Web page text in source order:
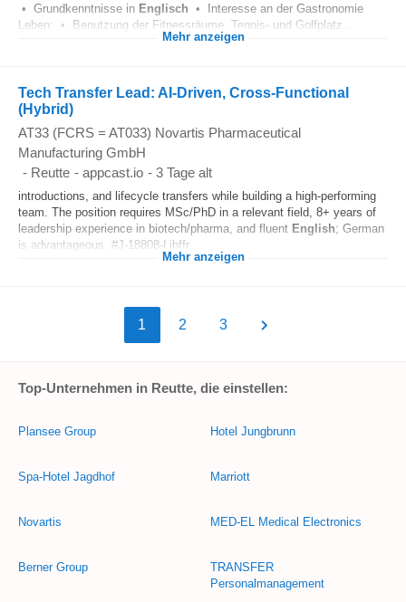
• Grundkenntnisse in Englisch • Interesse an der Gastronomie
Leben: • Benutzung der Fitnessräume, Tennis- und Golfplatz...
Mehr anzeigen
Tech Transfer Lead: AI-Driven, Cross-Functional
(Hybrid)
AT33 (FCRS = AT033) Novartis Pharmaceutical
Manufacturing GmbH
- Reutte - appcast.io - 3 Tage alt
introductions, and lifecycle transfers while building a high-performing
team. The position requires MSc/PhD in a relevant field, 8+ years of
leadership experience in biotech/pharma, and fluent English; German
is advantageous. #J-18808-Ljbffr...
Mehr anzeigen
1 2 3
Top-Unternehmen in Reutte, die einstellen:
Plansee Group
Spa-Hotel Jagdhof
Novartis
Berner Group
Hotel Jungbrunn
Marriott
MED-EL Medical Electronics
TRANSFER
Personalmanagement